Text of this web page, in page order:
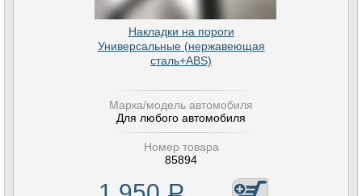
Накладки на пороги
Универсальные (нержавеющая
сталь+ABS)
Марка/модель автомобиля
Для любого автомобиля
Номер товара
85894